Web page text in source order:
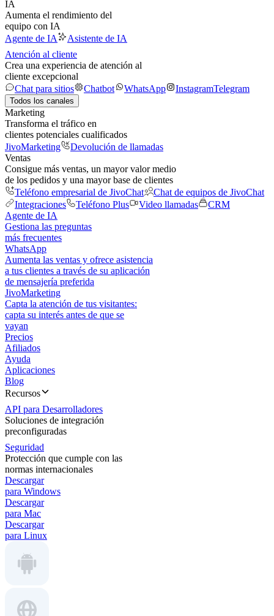
IA
Aumenta el rendimiento del
equipo con IA
Agente de IA
Asistente de IA
Atención al cliente
Crea una experiencia de atención al
cliente excepcional
Chat para sitios
Chatbot WhatsApp InstagramTelegram
Todos los canales
Marketing
Transforma el tráfico en
clientes potenciales cualificados
JivoMarketing
Devolución de llamadas
Ventas
Consigue más ventas, un mayor valor medio
de los pedidos y una mayor base de clientes
Teléfono empresarial de JivoChat
Chat de equipos de JivoChat
Integraciones
Teléfono Plus Video llamadas
CRM
Agente de IA
Gestiona las preguntas
más frecuentes
WhatsApp
Aumenta las ventas y ofrece asistencia
a tus clientes a través de su aplicación
de mensajería preferida
JivoMarketing
Capta la atención de tus visitantes:
capta su interés antes de que se
vayan
Precios
Afiliados
Ayuda
Aplicaciones
Blog
Recursos
API para Desarrolladores
Soluciones de integración
preconfiguradas
Seguridad
Protección que cumple con las
normas internacionales
Descargar
para Windows
Descargar
para Mac
Descargar
para Linux